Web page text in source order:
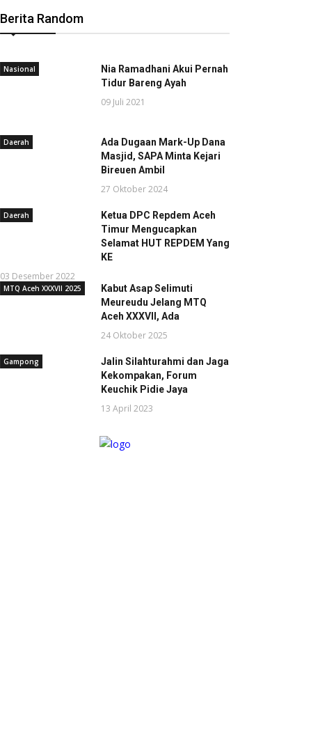
Berita Random
Nasional
Nia Ramadhani Akui Pernah
Tidur Bareng Ayah
09 Juli 2021
Daerah
Ada Dugaan Mark-Up Dana
Masjid, SAPA Minta Kejari
Bireuen Ambil
27 Oktober 2024
Daerah
Ketua DPC Repdem Aceh
Timur Mengucapkan
Selamat HUT REPDEM Yang
KE
03 Desember 2022
MTQ Aceh XXXVII 2025
Kabut Asap Selimuti
Meureudu Jelang MTQ
Aceh XXXVII, Ada
24 Oktober 2025
Gampong
Jalin Silahturahmi dan Jaga
Kekompakan, Forum
Keuchik Pidie Jaya
13 April 2023